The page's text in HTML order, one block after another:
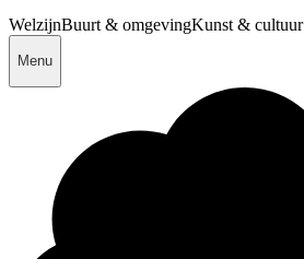
WelzijnBuurt & omgevingKunst & cultuur
Menu